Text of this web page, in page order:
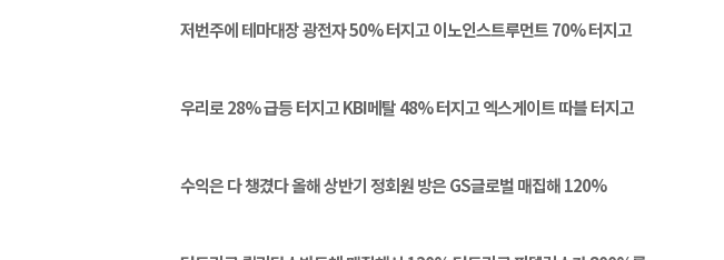
저번주에 테마대장 광전자 50% 터지고 이노인스트루먼트 70% 터지고
우리로 28% 급등 터지고 KBI메탈 48% 터지고 엑스게이트 따블 터지고
수익은 다 챙겼다 올해 상반기 정회원 방은 GS글로벌 매집해 120%